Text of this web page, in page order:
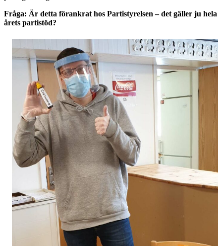
Fråga: Är detta förankrat hos Partistyrelsen – det gäller ju hela
årets partistöd?